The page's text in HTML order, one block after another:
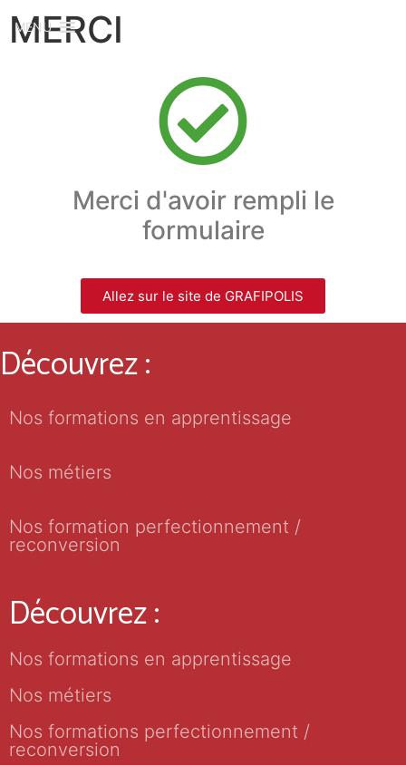
MENU
MERCI
Merci d'avoir rempli le
formulaire
Allez sur le site de GRAFIPOLIS
Découvrez :
Nos formations en apprentissage
Nos métiers
Nos formation perfectionnement /
reconversion
Découvrez :
Nos formations en apprentissage
Nos métiers
Nos formations perfectionnement /
reconversion